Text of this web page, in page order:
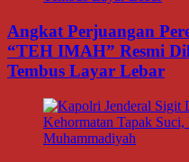
Angkat Perjuangan
“TEH IMAH” Resmi
Tembus Layar Lebar